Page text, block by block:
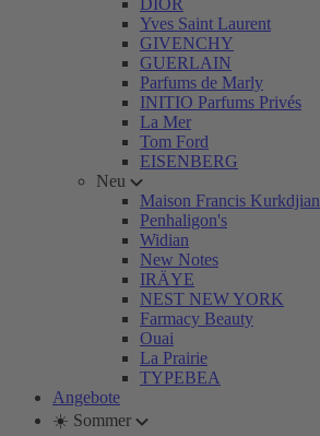
DIOR
Yves Saint Laurent
GIVENCHY
GUERLAIN
Parfums de Marly
INITIO Parfums Privés
La Mer
Tom Ford
EISENBERG
Neu
Maison Francis Kurkdjian
Penhaligon's
Widian
New Notes
IRÄYE
NEST NEW YORK
Farmacy Beauty
Ouai
La Prairie
TYPEBEA
Angebote
☀️ Sommer